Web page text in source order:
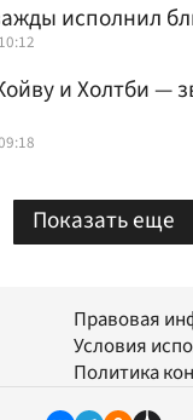
исполнил
и Холтби —
Показать еще
Правовая
Условия
Политика